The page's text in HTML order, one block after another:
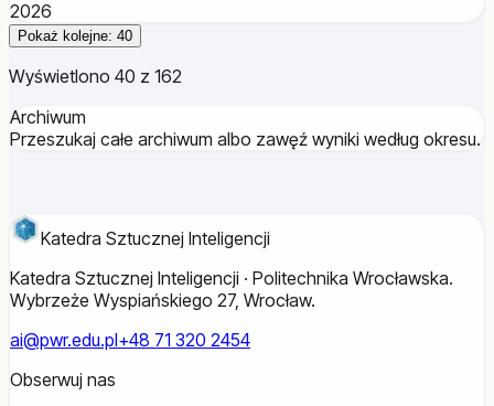
2026
Pokaż kolejne: 40
Wyświetlono 40 z 162
Archiwum
Przeszukaj całe archiwum albo zawęź wyniki według okresu.
Katedra Sztucznej Inteligencji
Katedra Sztucznej Inteligencji · Politechnika Wrocławska.
Wybrzeże Wyspiańskiego 27, Wrocław.
ai@pwr.edu.pl+48 71 320 2454
Obserwuj nas